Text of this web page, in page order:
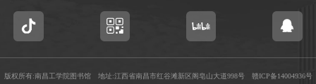
版权所有:南昌工学院图书馆 地址:江西省南昌市红谷滩新区阁皂山大道998号 赣ICP备14004936号